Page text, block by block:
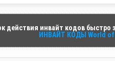
действия инвайт кодов быстро
ИНВАЙТ КОДЫ World